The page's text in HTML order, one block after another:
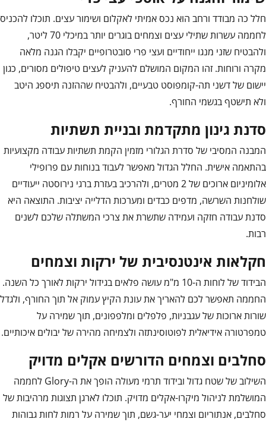
חלל כה מבודד ורחב הוא נכס אמיתי לאקלום ושימור עצים. תוכלו להכניס
לחממה עשרות שתילי עצים וצמחים בוגרים יותר במיכלי 70 ליטר,
ולהבטיח שזני מנגו ייחודיים ועצי פרי סובטרופיים יקבלו הגנה מלאה
מקרה ורוחות. זהו המקום המושלם להעניק לעצים טיפולים מסורים, כגון
יישום של דשני תה-קומפוסט טבעיים, ולהבטיח שההזנה תיספג היטב
ולא תישטף בגשמי החורף.
סדנת גינון מתקדמת ובניית תשתיות
המבנה המסיבי של סדרת הגלורי מזמין הקמת תשתיות עבודה מקצועיות
בהתאמה אישית. החלל הגדול מאפשר לעבוד בנוחות עם פרופילי
אלומיניום ארוכים של 2 מטרים, ולהרכיב בעזרת ברגי נירוסטה ייעודיים
שולחנות השרשה, מדפים כבדים ומערכות הדלייה יציבות. התוצאה היא
סדנת עבודה חזקה ועמידה שתשרת את צרכי המשתלה שלכם לשנים
רבות.
חקלאות אינטנסיבית של ירקות וצמחים
הבידוד של לוחות ה-10 מ"מ עושה פלאים בגידול ירקות לאורך כל השנה.
החממה תאפשר לכם להאריך את עונת הקיץ עמוק אל תוך החורף, ולגדל
שורות ארוכות של עגבניות, פלפלים ומלפפונים, תוך שמירה על
טמפרטורה אידיאלית לפוטוסינתזה ולצמיחה מהירה של יבולים איכותיים.
סחלבים וצמחים הדורשים אקלים מדויק
השילוב של שטח גדול ובידוד תרמי מעולה הופך את ה-Glory לחממה
המושלמת לניהול מיקרו-אקלים מדויק. תוכלו לארגן תצוגות מרהיבות של
סחלבים, אנתוריום וצמחי יער-גשם, תוך שמירה על רמות לחות גבוהות